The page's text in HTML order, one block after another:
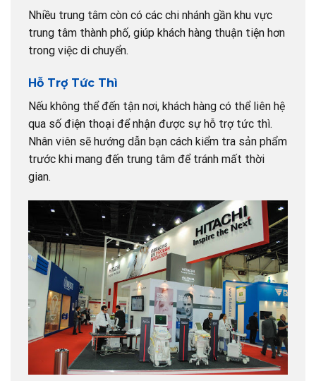
Nhiều trung tâm còn có các chi nhánh gần khu vực
trung tâm thành phố, giúp khách hàng thuận tiện hơn
trong việc di chuyển.
Hỗ Trợ Tức Thì
Nếu không thể đến tận nơi, khách hàng có thể liên hệ
qua số điện thoại để nhận được sự hỗ trợ tức thì.
Nhân viên sẽ hướng dẫn bạn cách kiểm tra sản phẩm
trước khi mang đến trung tâm để tránh mất thời
gian.